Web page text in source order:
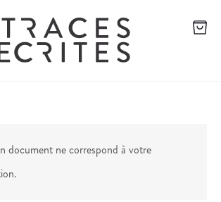
document ne correspond à votre